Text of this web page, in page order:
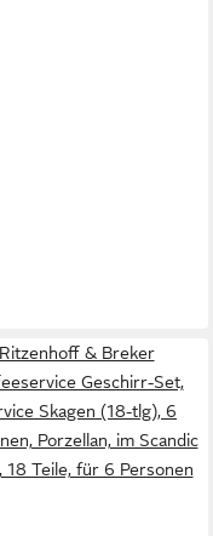
Ritzenhoff & Breker
Geschirr-Set,
Skagen (18-tlg), 6
Porzellan, im Scandic
18 Teile, für 6 Personen